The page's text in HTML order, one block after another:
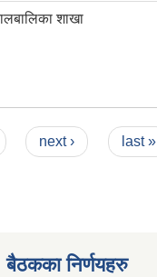
शाखा
next › last »
बैठकका निर्णयहरु